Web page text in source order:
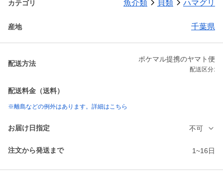
カテゴリ 魚介類 貝類 ハマグリ
産地 千葉県
配送方法
ポケマル提携のヤマト便
配送区分:
配送料金（送料）
※離島などの例外はあります。詳細はこちら
お届け日指定 不可
注文から発送まで 1~16日